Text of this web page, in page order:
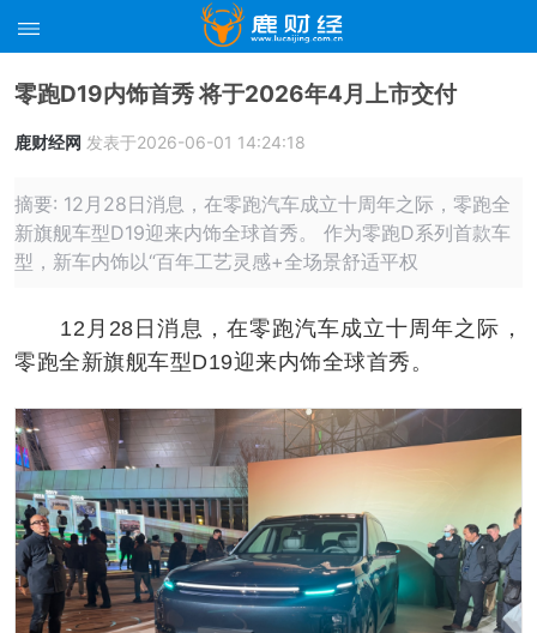
零跑D19内饰首秀 将于2026年4月上市交付
鹿财经网 发表于2026-06-01 14:24:18
摘要: 12月28日消息，在零跑汽车成立十周年之际，零跑全
新旗舰车型D19迎来内饰全球首秀。 作为零跑D系列首款车
型，新车内饰以“百年工艺灵感+全场景舒适平权
12月28日消息，在零跑汽车成立十周年之际，
零跑全新旗舰车型D19迎来内饰全球首秀。